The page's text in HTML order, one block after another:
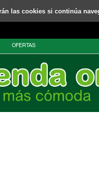
las cookies si continúa
OFERTAS